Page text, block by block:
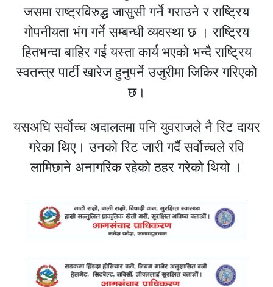
जसमा राष्ट्रविरुद्ध जासुसी गर्ने गराउने र राष्ट्रिय
गोपनीयता भंग गर्ने सम्बन्धी व्यवस्था छ । राष्ट्रिय
हितभन्दा बाहिर गई यस्ता कार्य भएको भन्दै राष्ट्रिय
स्वतन्त्र पार्टी खारेज हुनुपर्ने उजुरीमा जिकिर गरिएको
छ।
यसअघि सर्वोच्च अदालतमा पनि युवराजले नै रिट दायर
गरेका थिए। उनको रिट जारी गर्दै सर्वोच्चले रवि
लामिछाने अनागरिक रहेको ठहर गरेको थियो ।